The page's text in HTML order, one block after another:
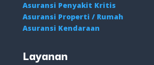
Asuransi Penyakit Kritis
Asuransi Properti / Rumah
Asuransi Kendaraan
Layanan